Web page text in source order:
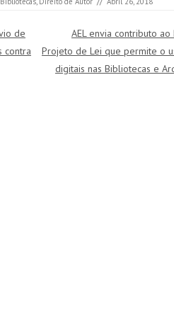
de
contra
AEL envia contributo
Projeto de Lei que permite o
digitais nas Bibliotecas e